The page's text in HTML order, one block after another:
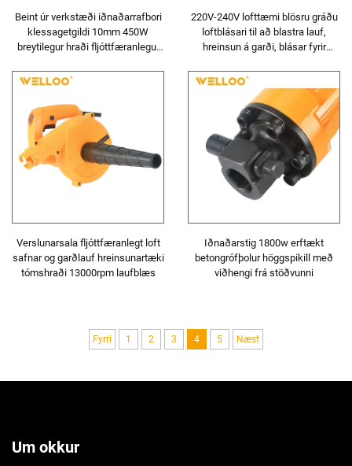
Beint úr verkstæði iðnaðarrafbori
klessagetgildi 10mm 450W
breytilegur hraði fljóttfæranlegur
220V-240V lofttæmi blösru gráðu
loftblásari til að blastra lauf,
hreinsun á garði, blásar fyrir
Verslunarsala fljóttfæranlegt loft
safnar og garðlauf hreinsunartæki
tómshraði 13000rpm laufblæs
Iðnaðarstig 1800w erftækt
betongrófþolur höggspikill með
viðhengi frá stöðvunni
Fyrri 1 2 3 4 5 Næst
Um okkur